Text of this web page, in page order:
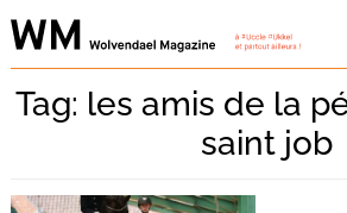
Skip
to
Tag: les amis de la
saint job